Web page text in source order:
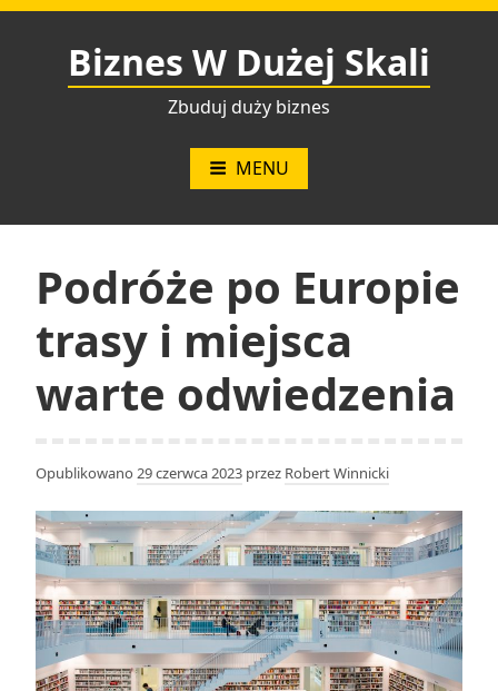
Przejdź
Biznes W Dużej Skali
Zbuduj duży biznes
MENU
Podróże po Europie
trasy i miejsca
warte odwiedzenia
Opublikowano 29 czerwca 2023 przez Robert Winnicki